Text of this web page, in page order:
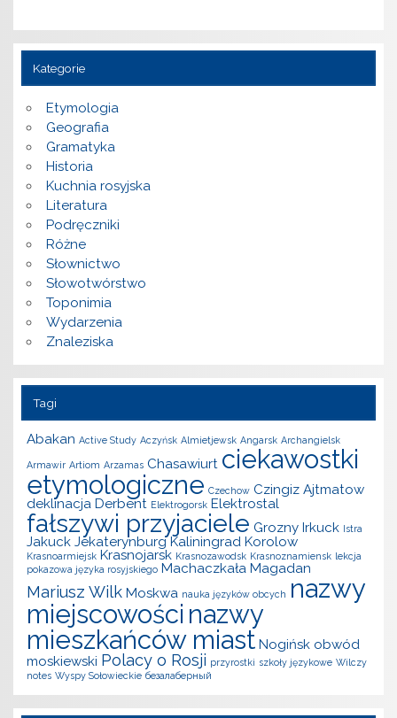
Kategorie
Etymologia
Geografia
Gramatyka
Historia
Kuchnia rosyjska
Literatura
Podręczniki
Różne
Słownictwo
Słowotwórstwo
Toponimia
Wydarzenia
Znaleziska
Tagi
Abakan Active Study Aczyńsk Almietjewsk Angarsk Archangielsk
Armawir Artiom Arzamas Chasawiurt ciekawostki
etymologiczne Czechow Czingiz Ajtmatow
deklinacja Derbent Elektrogorsk Elektrostal
fałszywi przyjaciele Grozny Irkuck Istra
Jakuck Jekaterynburg Kaliningrad Korolow
Krasnoarmiejsk Krasnojarsk Krasnozawodsk Krasnoznamiensk lekcja
pokazowa języka rosyjskiego Machaczkała Magadan
Mariusz Wilk Moskwa nauka języków obcych nazwy
miejscowości nazwy
mieszkańców miast Nogińsk obwód
moskiewski Polacy o Rosji przyrostki szkoły językowe Wilczy
notes Wyspy Sołowieckie безалаберный